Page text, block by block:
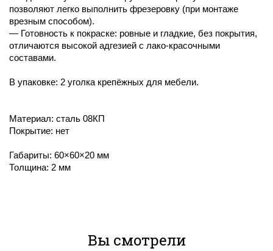
позволяют легко выполнить фрезеровку (при монтаже
врезным способом).
— Готовность к покраске: ровные и гладкие, без покрытия,
отличаются высокой адгезией с лако-красочными
составами.
В упаковке: 2 уголка крепёжных для мебели.
Материал: сталь 08КП
Покрытие: нет
Габариты: 60×60×20 мм
Толщина: 2 мм
Вы смотрели